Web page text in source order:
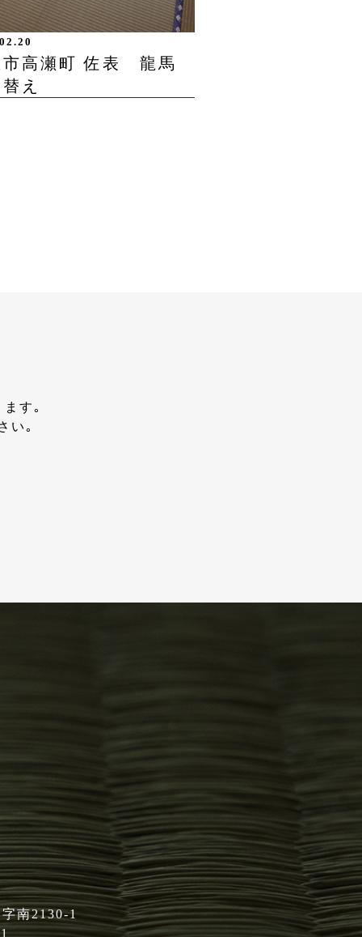
市高瀬町 佐表 龍馬
え
す｡
い｡
南2130-1